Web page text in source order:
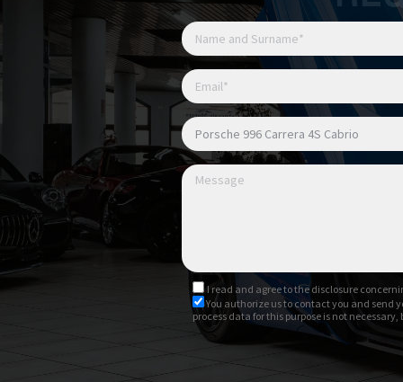
Possibile permuta
Possibile finanziamento
Attuale chilometraggio
I read and agree tothe disclosure
You authorize us to contact you and
process data for this purpose is not